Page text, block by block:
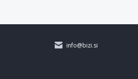
info@bizi.si